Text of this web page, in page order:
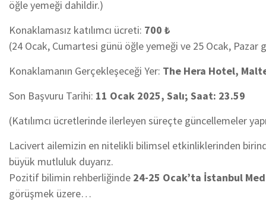
öğle yemeği dahildir.)
Konaklamasız katılımcı ücreti: 700 ₺
(24 Ocak, Cumartesi günü öğle yemeği ve 25 Ocak, Pazar
Konaklamanın Gerçekleşeceği Yer: The Hera Hotel,
Son Başvuru Tarihi: 11 Ocak 2025, Salı; Saat: 23.59
(Katılımcı ücretlerinde ilerleyen süreçte güncellemeler
Lacivert ailemizin en nitelikli bilimsel etkinliklerinden
büyük mutluluk duyarız.
Pozitif bilimin rehberliğinde 24-25 Ocak’ta İstanbul
görüşmek üzere…